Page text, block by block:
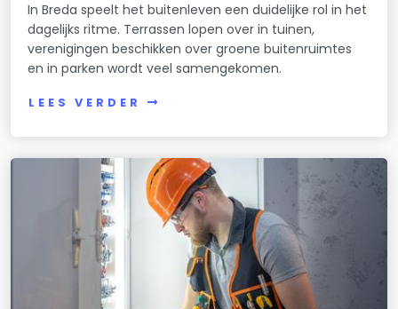
In Breda speelt het buitenleven een duidelijke rol in het
dagelijks ritme. Terrassen lopen over in tuinen,
verenigingen beschikken over groene buitenruimtes
en in parken wordt veel samengekomen.
LEES VERDER